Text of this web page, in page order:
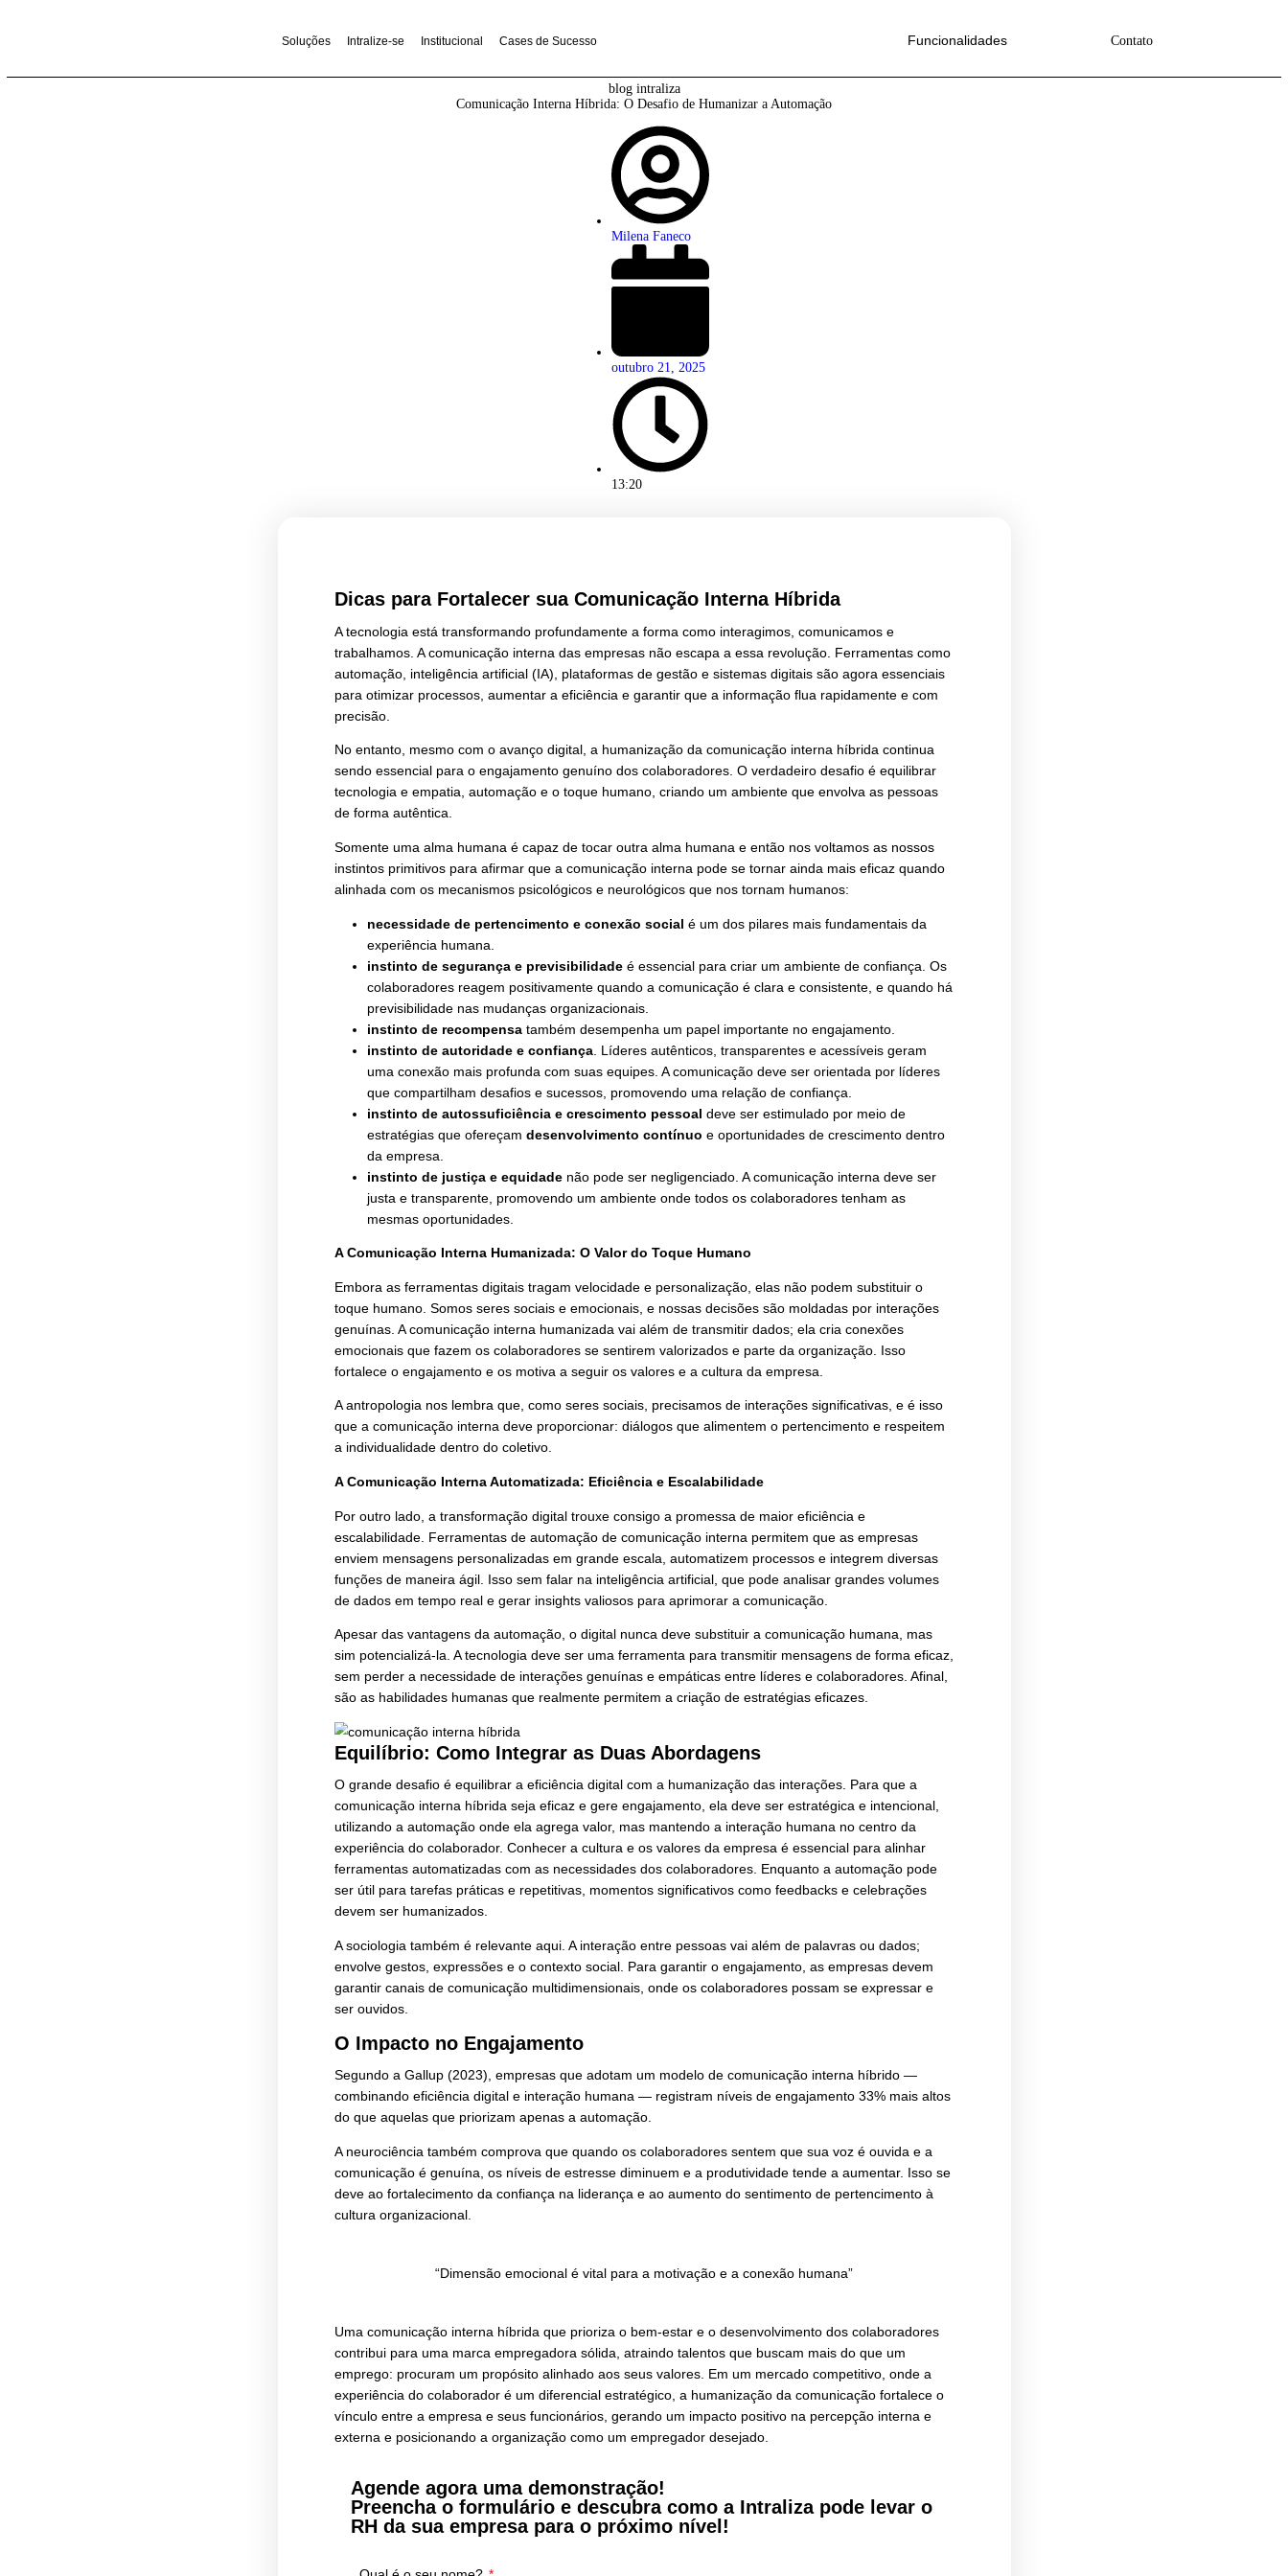
Soluções Intralize-se Institucional Cases de Sucesso Funcionalidades
blog intraliza
Comunicação Interna Híbrida: O Desafio de Humanizar a Automação
Dicas para Fortalecer sua Comunicação Interna Híbrida
A tecnologia está transformando profundamente a forma como interagimos, comunicamos e
trabalhamos. A comunicação interna das empresas não escapa a essa revolução. Ferramentas como
automação, inteligência artificial (IA), plataformas de gestão e sistemas digitais são agora essenciais
para otimizar processos, aumentar a eficiência e garantir que a informação flua rapidamente e com
precisão.
No entanto, mesmo com o avanço digital, a humanização da comunicação interna híbrida continua
tecnologia e empatia, automação e o toque humano, criando um ambiente que envolva as pessoas
de forma autêntica.
Somente uma alma humana é capaz de tocar outra alma humana e então nos voltamos as nossos
instintos primitivos para afirmar que a comunicação interna pode se tornar ainda mais eficaz quando
alinhada com os mecanismos psicológicos e neurológicos que nos tornam humanos:
necessidade de pertencimento e conexão socialé um dos pilares mais fundamentais da
experiência humana.
instinto de segurança e previsibilidadeé essencial para criar um ambiente de confiança. Os
colaboradores reagem positivamente quando a comunicação é clara e consistente, e quando há
previsibilidade nas mudanças organizacionais.
instinto de recompensa
uma conexão mais profunda com suas equipes. A comunicação deve ser orientada por líderes
que compartilham desafios e sucessos, promovendo uma relação de confiança.
instinto de autossuficiência e crescimento pessoaldeve ser estimulado por meio de
estratégias que ofereçamdesenvolvimento contínuoe oportunidades de crescimento dentro
da empresa.
instinto de justiça e equidade
não pode ser negligenciado. A comunicação interna deve ser
justa e transparente, promovendo um ambiente onde todos os colaboradores tenham as
mesmas oportunidades.
A Comunicação Interna Humanizada: O Valor do Toque Humano
Embora as ferramentas digitais tragam velocidade e personalização, elas não podem substituir o
toque humano. Somos seres sociais e emocionais, e nossas decisões são moldadas por interações
genuínas. A comunicação interna humanizada vai além de transmitir dados; ela cria conexões
emocionais que fazem os colaboradores se sentirem valorizados e parte da organização. Isso
fortalece o engajamento e os motiva a seguir os valores e a cultura da empresa.
A antropologia nos lembra que, como seres sociais, precisamos de interações significativas, e é isso
que a comunicação interna deve proporcionar: diálogos que alimentem o pertencimento e respeitem
a individualidade dentro do coletivo.
A Comunicação Interna Automatizada: Eficiência e Escalabilidade
Por outro lado, a transformação digital trouxe consigo a promessa de maior eficiência e
escalabilidade. Ferramentas de automação de comunicação interna permitem que as empresas
enviem mensagens personalizadas em grande escala, automatizem processos e integrem diversas
funções de maneira ágil. Isso sem falar na inteligência artificial, que pode analisar grandes volumes
de dados em tempo real e gerar insights valiosos para aprimorar a comunicação.
sim potencializá-la. A tecnologia deve ser uma ferramenta para transmitir mensagens de forma eficaz,
sem perder a necessidade de interações genuínas e empáticas entre líderes e colaboradores. Afinal,
são as habilidades humanas que realmente permitem a criação de estratégias eficazes.
Equilíbrio: Como Integrar as Duas Abordagens
O grande desafio é equilibrar a eficiência digital com a humanização das interações. Para que a
comunicação interna híbrida seja eficaz e gere engajamento, ela deve ser estratégica e intencional,
utilizando a automação onde ela agrega valor, mas mantendo a interação humana no centro da
experiência do colaborador. Conhecer a cultura e os valores da empresa é essencial para alinhar
ferramentas automatizadas com as necessidades dos colaboradores. Enquanto a automação pode
ser útil para tarefas práticas e repetitivas, momentos significativos como feedbacks e celebrações
garantir canais de comunicação multidimensionais, onde os colaboradores possam se expressar e
O Impacto no Engajamento
Segundo a Gallup (2023), empresas que adotam um modelo de comunicação interna híbrido —
do que aquelas que priorizam apenas a automação.
A neurociência também comprova que quando os colaboradores sentem que sua voz é ouvida e a